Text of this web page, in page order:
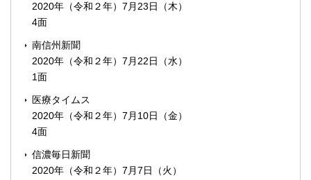
2020年（令和２年）7月23日（木）
4面
南信州新聞
2020年（令和２年）7月22日（水）
1面
医療タイムス
2020年（令和２年）7月10日（金）
4面
信濃毎日新聞
2020年（令和２年）7月7日（火）